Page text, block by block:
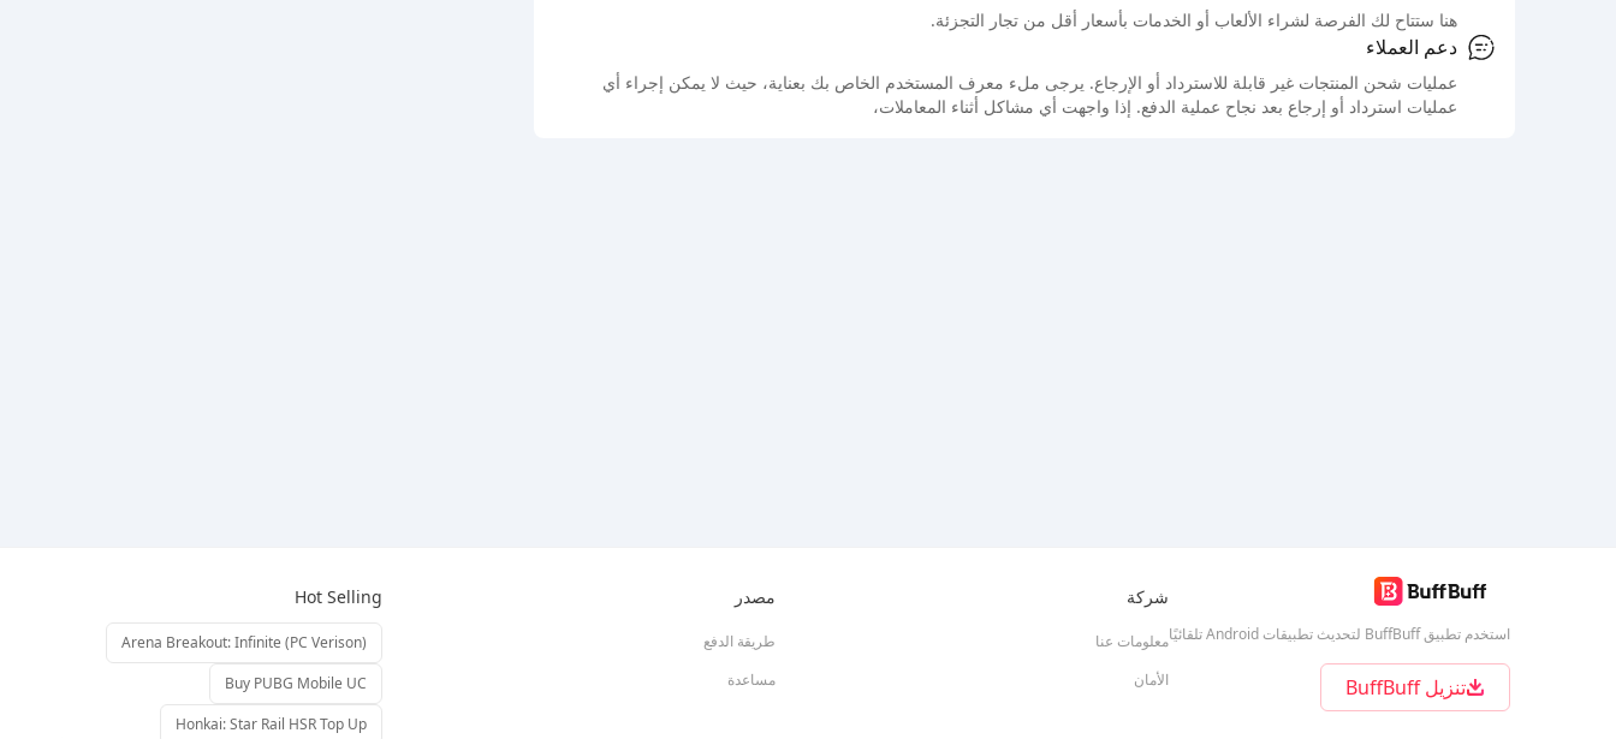
هنا ستتاح لك الفرصة لشراء الألعاب أو الخدمات بأسعار أقل من تجار التجزئة.
دعم العملاء
عمليات شحن المنتجات غير قابلة للاسترداد أو الإرجاع. يرجى ملء معرف المستخدم الخاص بك بعناية، حيث لا يمكن إجراء أي
عمليات استرداد أو إرجاع بعد نجاح عملية الدفع. إذا واجهت أي مشاكل أثناء المعاملات،
استخدم تطبيق BuffBuff لتحديث تطبيقات Android تلقائيًا
تنزيل BuffBuff
شركة
معلومات عنا
الأمان
مصدر
طريقة الدفع
مساعدة
Hot Selling
Arena Breakout: Infinite (PC Verison)
Buy PUBG Mobile UC
Honkai: Star Rail HSR Top Up